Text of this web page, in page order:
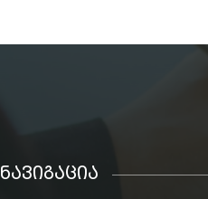
ᲜᲐᲕᲘᲒᲐᲪᲘᲐ